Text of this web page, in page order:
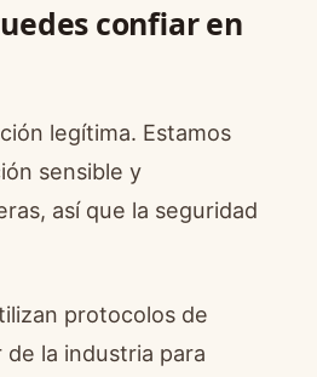
confiar en
legítima. Estamos
sensible y
así que la seguridad
protocolos de
la industria para